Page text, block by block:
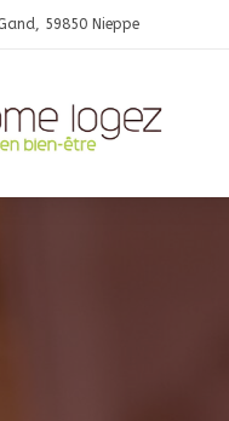
59850 Nieppe